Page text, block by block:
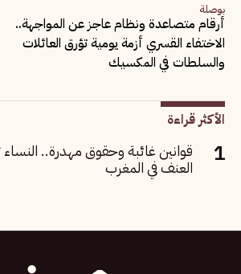
بوصلة
أرقام متصاعدة ونظام عاجز عن المواجهة..
الاختفاء القسري أزمة يومية تؤرق العائلات
والسلطات في المكسيك
الأكثر قراءة
قوانين غائبة وحقوق مهدرة..
العنف في المغرب